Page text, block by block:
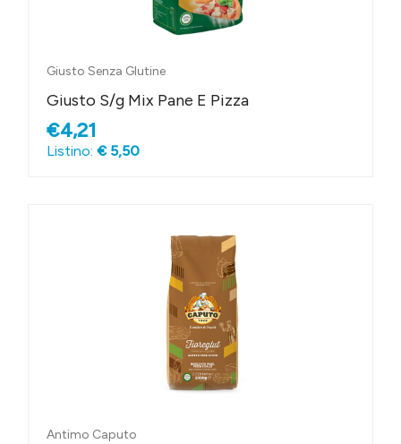
Giusto Senza Glutine
Giusto S/g Mix Pane E Pizza
€4,21
Listino: € 5,50
Antimo Caputo